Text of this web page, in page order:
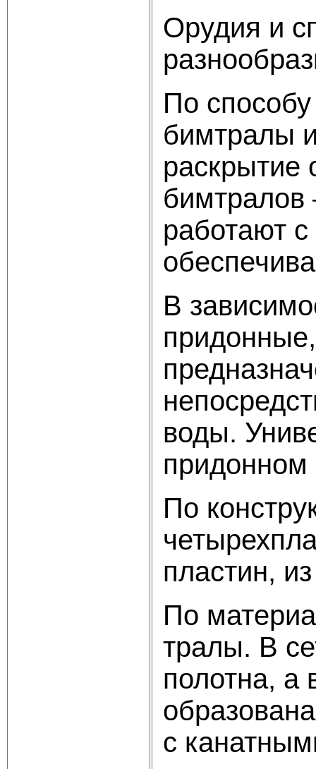
Орудия и
По
бимтралы
раскрытие
работают
В
воды.
придонном
По
пластин,
По
тралы. В
полотна, а
с